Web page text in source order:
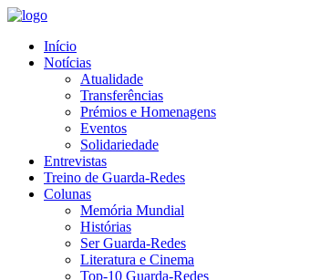
Início
Notícias
Atualidade
Transferências
Prémios e Homenagens
Eventos
Solidariedade
Entrevistas
Treino de Guarda-Redes
Colunas
Memória Mundial
Histórias
Ser Guarda-Redes
Literatura e Cinema
Top-10 Guarda-Redes